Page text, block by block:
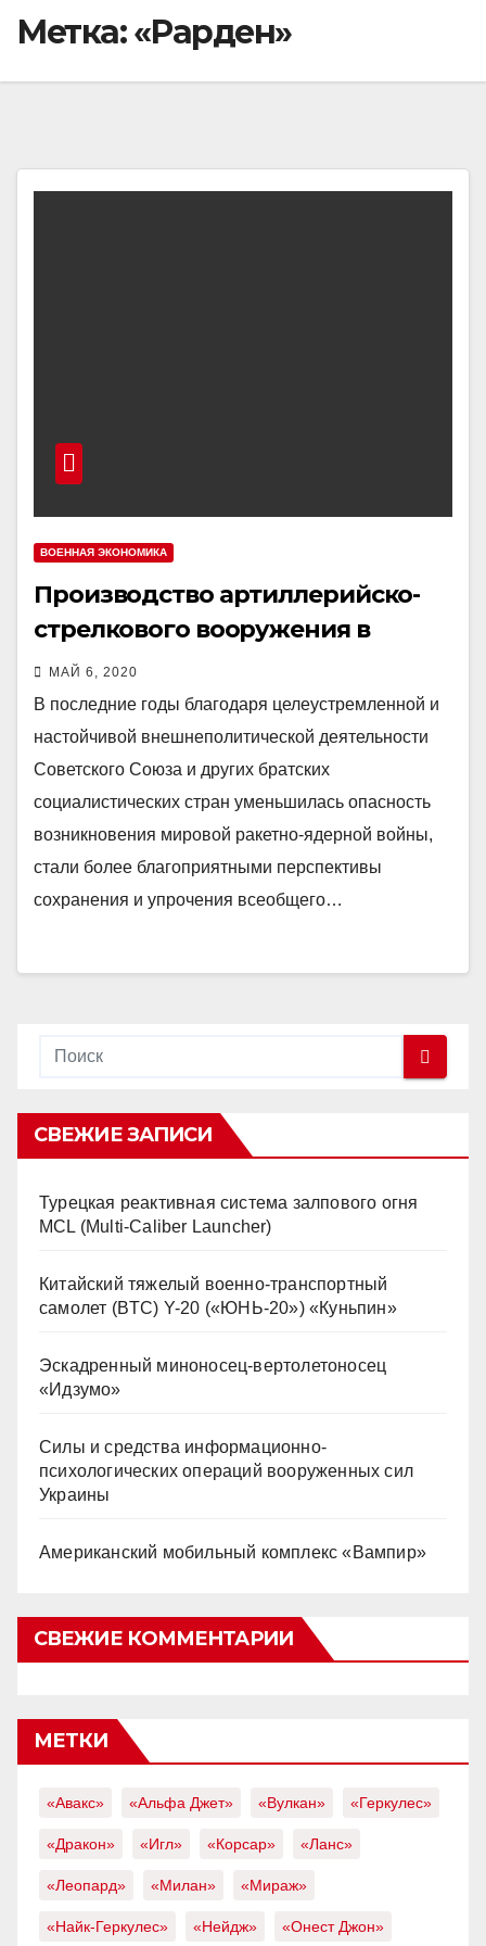
Метка:«Рарден»
ВОЕННАЯ ЭКОНОМИКА
Производство артиллерийско-
стрелкового вооружения в
Великобритании
МАЙ 6, 2020
В последние годы благодаря целеустремленной и
настойчивой внешнеполитической деятельности
Советского Союза и других братских
социалистических стран уменьшилась опасность
возникновения мировой ракетно-ядерной войны,
стали более благоприятными перспективы
сохранения и упрочения всеобщего…
СВЕЖИЕ ЗАПИСИ
Турецкая реактивная система залпового огня
MCL (Multi-Caliber Launcher)
Китайский тяжелый военно-транспортный
самолет (BTC) Y-20 («ЮНЬ-20») «Куньпин»
Эскадренный миноносец-вертолетоносец
«Идзумо»
Силы и средства информационно-
психологических операций вооруженных сил
Украины
Американский мобильный комплекс «Вампир»
СВЕЖИЕ КОММЕНТАРИИ
МЕТКИ
«Авакс» «Альфа Джет» «Вулкан» «Геркулес»
«Дракон» «Игл» «Корсар» «Ланс»
«Леопард» «Милан» «Мираж»
«Найк-Геркулес» «Нейдж» «Онест Джон»